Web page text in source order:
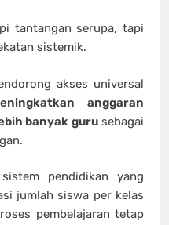
tantangan serupa, tapi
sistemik.
akses universal
anggaran
banyak gurusebagai
pendidikan yang
jumlah siswa per kelas
pembelajaran tetap